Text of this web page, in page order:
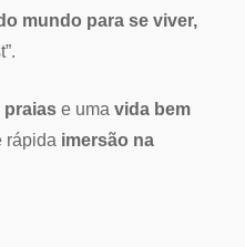
mundo para se viver,
praiase uma vida bem
rápida imersão na